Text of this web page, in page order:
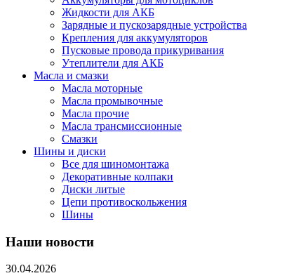
Жидкости для АКБ
Зарядные и пускозарядные устройства
Крепления для аккумуляторов
Пусковые провода прикуривания
Утеплители для АКБ
Масла и смазки
Масла моторные
Масла промывочные
Масла прочие
Масла трансмиссионные
Смазки
Шины и диски
Все для шиномонтажа
Декоративные колпаки
Диски литые
Цепи противоскольжения
Шины
Наши новости
30.04.2026